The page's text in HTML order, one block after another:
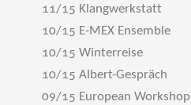
11/15 Klangwerkstatt
10/15 E-MEX Ensemble
10/15 Winterreise
10/15 Albert-Gespräch
09/15 European Workshop